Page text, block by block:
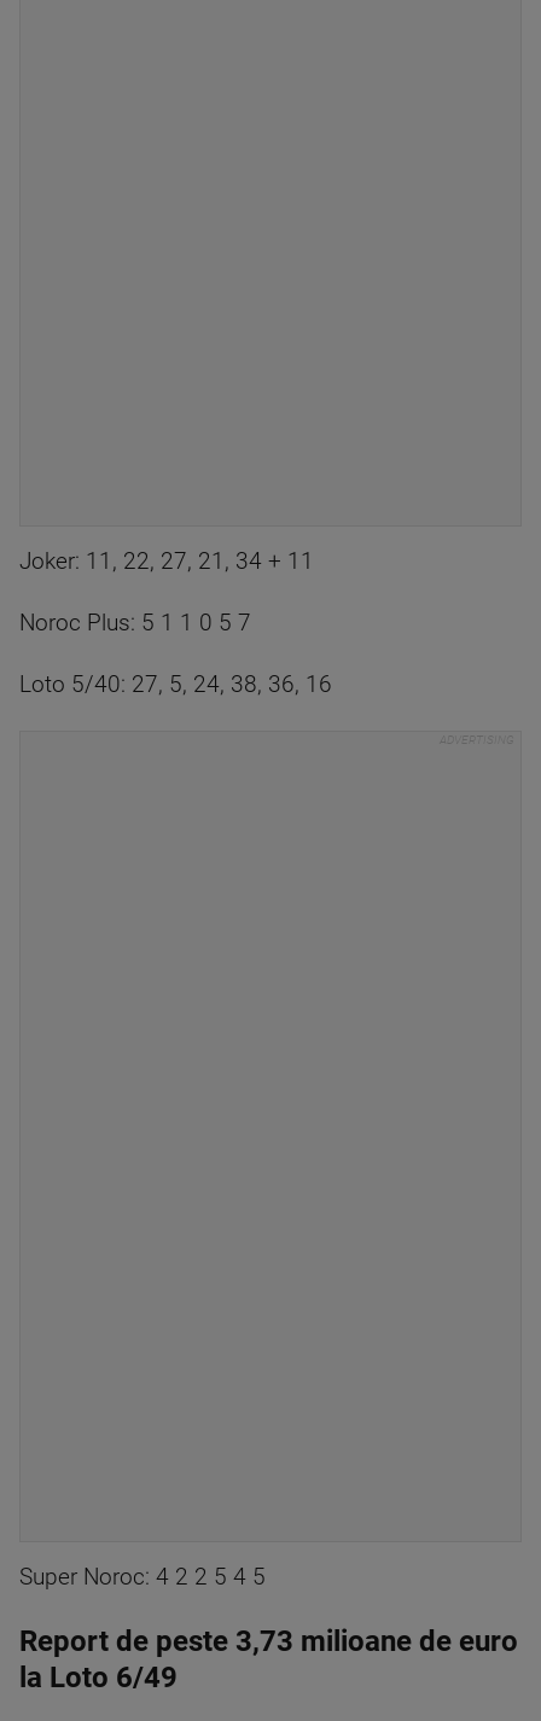
Joker: 11, 22, 27, 21, 34 + 11
Noroc Plus: 5 1 1 0 5 7
Loto 5/40: 27, 5, 24, 38, 36, 16
Super Noroc: 4 2 2 5 4 5
Report de peste 3,73 milioane de euro
la Loto 6/49